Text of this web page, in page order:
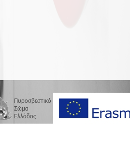
Πυροσβεστικό
Σώμα
Ελλάδος